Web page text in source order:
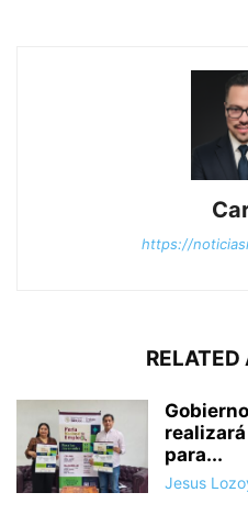
https://
RELATED
para...
Jesus